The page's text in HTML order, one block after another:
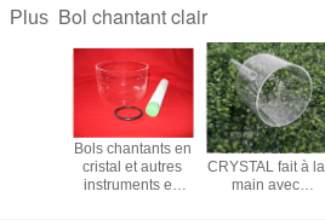
Plus Bol chantant clair
Bols chantants en
cristal et autres
instruments en
CHAUFLE DE
CRYSTAL fait à la
main avec